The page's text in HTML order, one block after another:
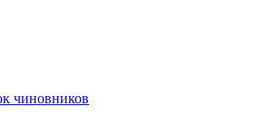
чиновников